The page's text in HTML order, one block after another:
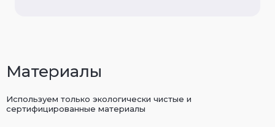
Материалы
Используем только экологически чистые и
сертифицированные материалы